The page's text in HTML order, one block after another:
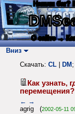
Нашли баг?
О сайте →
Вниз
Скачать: CL DM ;
Как узнать,
← →
agrig (2002-05-11